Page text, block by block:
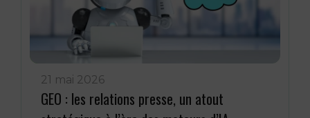
21 mai 2026
GEO : les relations presse, un atout